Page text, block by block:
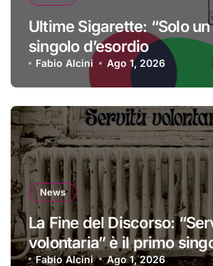
Ultime Sigarette: “Solo un
singolo d’esordio
Fabio Alcini Ago 1, 2026
News
La Fine del Discorso:
volontaria” è il primo
Fabio Alcini Ago 1, 2026